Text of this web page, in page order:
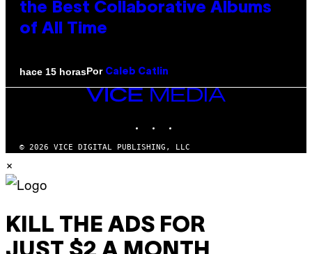
the Best Collaborative Albums
of All Time
hace 15 horasPor Caleb Catlin
VICE
© 2026 VICE DIGITAL PUBLISHING, LLC
×
KILL THE ADS FOR